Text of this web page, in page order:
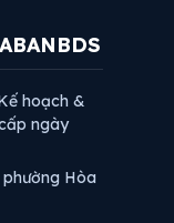
hoạch &
ngày
phường Hòa